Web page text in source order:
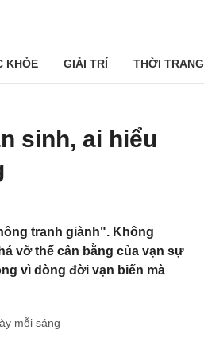
KHỎE GIẢI TRÍ THỜI TRANG
sinh, ai hiểu
tranh giành". Không
vỡ thế cân bằng của vạn sự
vì dòng đời vạn biến mà
mỗi sáng